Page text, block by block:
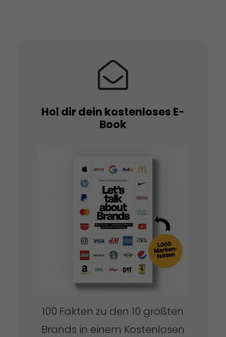
Hol dir dein kostenloses E-
Book
100 Fakten zu den 10 größten
Brands in einem Kostenlosen